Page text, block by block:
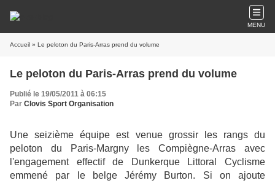
MENU
Accueil » Le peloton du Paris-Arras prend du volume
Le peloton du Paris-Arras prend du volume
Publié le 19/05/2011 à 06:15
Par Clovis Sport Organisation
Une seizième équipe est venue grossir les rangs du
peloton du Paris-Margny les Compiègne-Arras avec
l'engagement effectif de Dunkerque Littoral Cyclisme
emmené par le belge Jérémy Burton. Si on ajoute